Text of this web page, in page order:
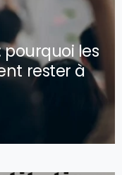
pourquoi les
rester à